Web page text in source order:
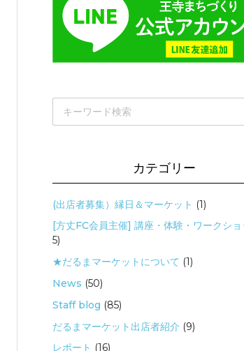
カテゴリー
(出店者募集）縁日＆マーケット (1)
[方丈FC会員主催] 講座・体験・ワークシ
5)
★だるまマーケットについて (1)
News (50)
Staff blog (85)
だるまマーケット出店者紹介 (9)
レポート (16)